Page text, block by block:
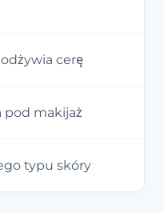
cerę
pod makijaż
typu skóry